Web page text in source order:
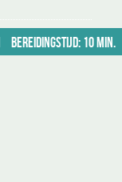
Bereidingstijd: 10 min.